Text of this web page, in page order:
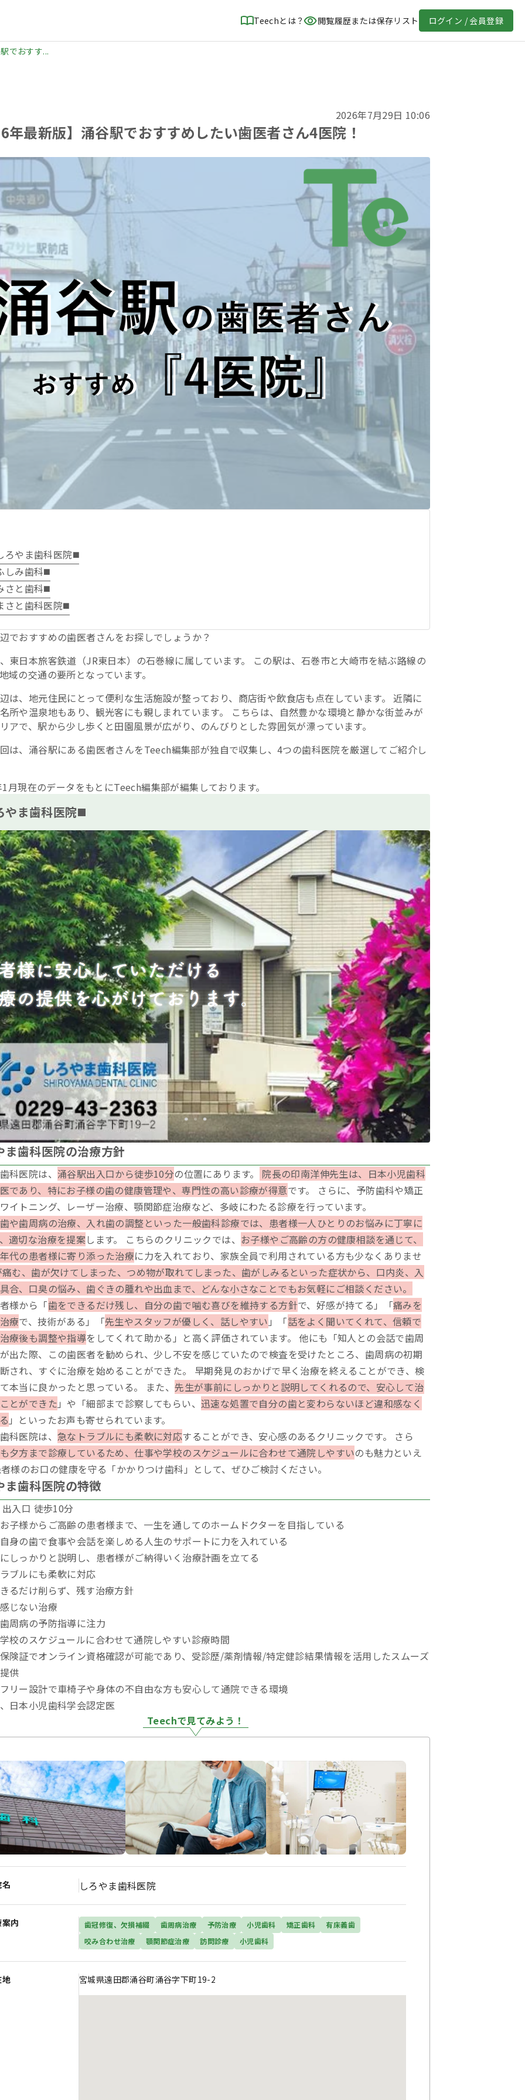
Teechとは？ 閲覧履歴または保存リスト ログイン / 会員登録
でおすす...
2026年7月29日 10:06
年最新版】涌谷駅でおすすめしたい歯医者さん4医院！
ろやま歯科医院◼️
しみ歯科◼️
さと歯科◼️
さと歯科医院◼️
でおすすめの歯医者さんをお探しでしょうか？
東日本旅客鉄道（JR東日本）の石巻線に属しています。 この駅は、石巻市と大崎市を結ぶ路線の
域の交通の要所となっています。
は、地元住民にとって便利な生活施設が整っており、商店街や飲食店も点在しています。 近隣に
所や温泉地もあり、観光客にも親しまれています。 こちらは、自然豊かな環境と静かな街並みが
アで、駅から少し歩くと田園風景が広がり、のんびりとした雰囲気が漂っています。
は、涌谷駅にある歯医者さんをTeech編集部が独自で収集し、4つの歯科医院を厳選してご紹介し
現在のデータをもとにTeech編集部が編集しております。
やま歯科医院◼️
ま歯科医院の治療方針
科医院は、 涌谷駅出入口から徒歩10分の位置にあります。
院長の印南洋伸先生は、日本小児歯科
であり、特にお子様の歯の健康管理や、専門性の高い診療が得意です。 さらに、予防歯科や矯正
イトニング、レーザー治療、顎関節症治療など、多岐にわたる診療を行っています。
や歯周病の治療、入れ歯の調整といった一般歯科診療では、患者様一人ひとりのお悩みに丁寧に
適切な治療を提案します。 こちらのクリニックでは、 お子様やご高齢の方の健康相談を通じて、
代の患者様に寄り添った治療に力を入れており、家族全員で利用されている方も少なくありませ
む、歯が欠けてしまった、つめ物が取れてしまった、歯がしみるといった症状から、口内炎、入
合、口臭の悩み、歯ぐきの腫れや出血まで、どんな小さなことでもお気軽にご相談ください。
様から「歯をできるだけ残し、自分の歯で噛む喜びを維持する方針で、好感が持てる」「痛みを
療で、技術がある」「先生やスタッフが優しく、話しやすい 」「話をよく聞いてくれて、信頼で
治療後も調整や指導をしてくれて助かる」と高く評価されています。 他にも「知人との会話で歯周
出た際、この歯医者を勧められ、少し不安を感じていたので検査を受けたところ、歯周病の初期
され、すぐに治療を始めることができた。 早期発見のおかげで早く治療を終えることができ、検
本当に良かったと思っている。 また、先生が事前にしっかりと説明してくれるので、安心して治
とができた 」や「細部まで診察してもらい、 迅速な処置で自分の歯と変わらないほど違和感なく
」といったお声も寄せられています。
科医院は、 急なトラブルにも柔軟に対応することができ、安心感のあるクリニックです。 さら
夕方まで診療しているため、仕事や学校のスケジュールに合わせて通院しやすいのも魅力といえ
様のお口の健康を守る「かかりつけ歯科」として、ぜひご検討ください。
ま歯科医院の特徴
入口 徒歩10分
子様からご高齢の患者様まで、一生を通してのホームドクターを目指している
身の歯で食事や会話を楽しめる人生のサポートに力を入れている
しっかりと説明し、患者様がご納得いく治療計画を立てる
ブルにも柔軟に対応
るだけ削らず、残す治療方針
じない治療
周病の予防指導に注力
校のスケジュールに合わせて通院しやすい診療時間
険証でオンライン資格確認が可能であり、受診歴/薬剤情報/特定健診結果情報を活用したスムーズ
供
リー設計で車椅子や身体の不自由な方も安心して通院できる環境
日本小児歯科学会認定医
Teechで見てみよう！
しろやま歯科医院
内 歯冠修復、欠損補綴 歯周病治療 予防治療 小児歯科 矯正歯科
有床義歯
咬み合わせ治療
顎関節症治療 訪問診療 小児歯科
地 宮城県遠田郡涌谷町涌谷字下町19-2